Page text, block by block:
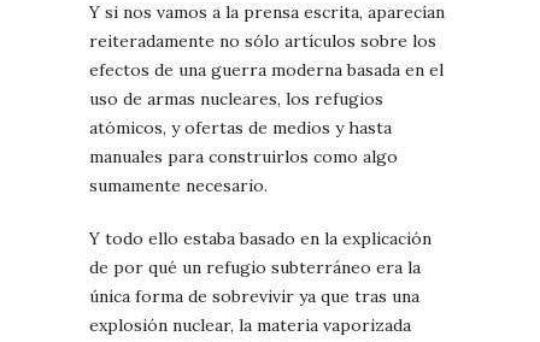
Y si nos vamos a la prensa escrita, aparecían
reiteradamente no sólo artículos sobre los
efectos de una guerra moderna basada en el
uso de armas nucleares, los refugios
atómicos, y ofertas de medios y hasta
manuales para construirlos como algo
sumamente necesario.
Y todo ello estaba basado en la explicación
de por qué un refugio subterráneo era la
única forma de sobrevivir ya que tras una
explosión nuclear, la materia vaporizada